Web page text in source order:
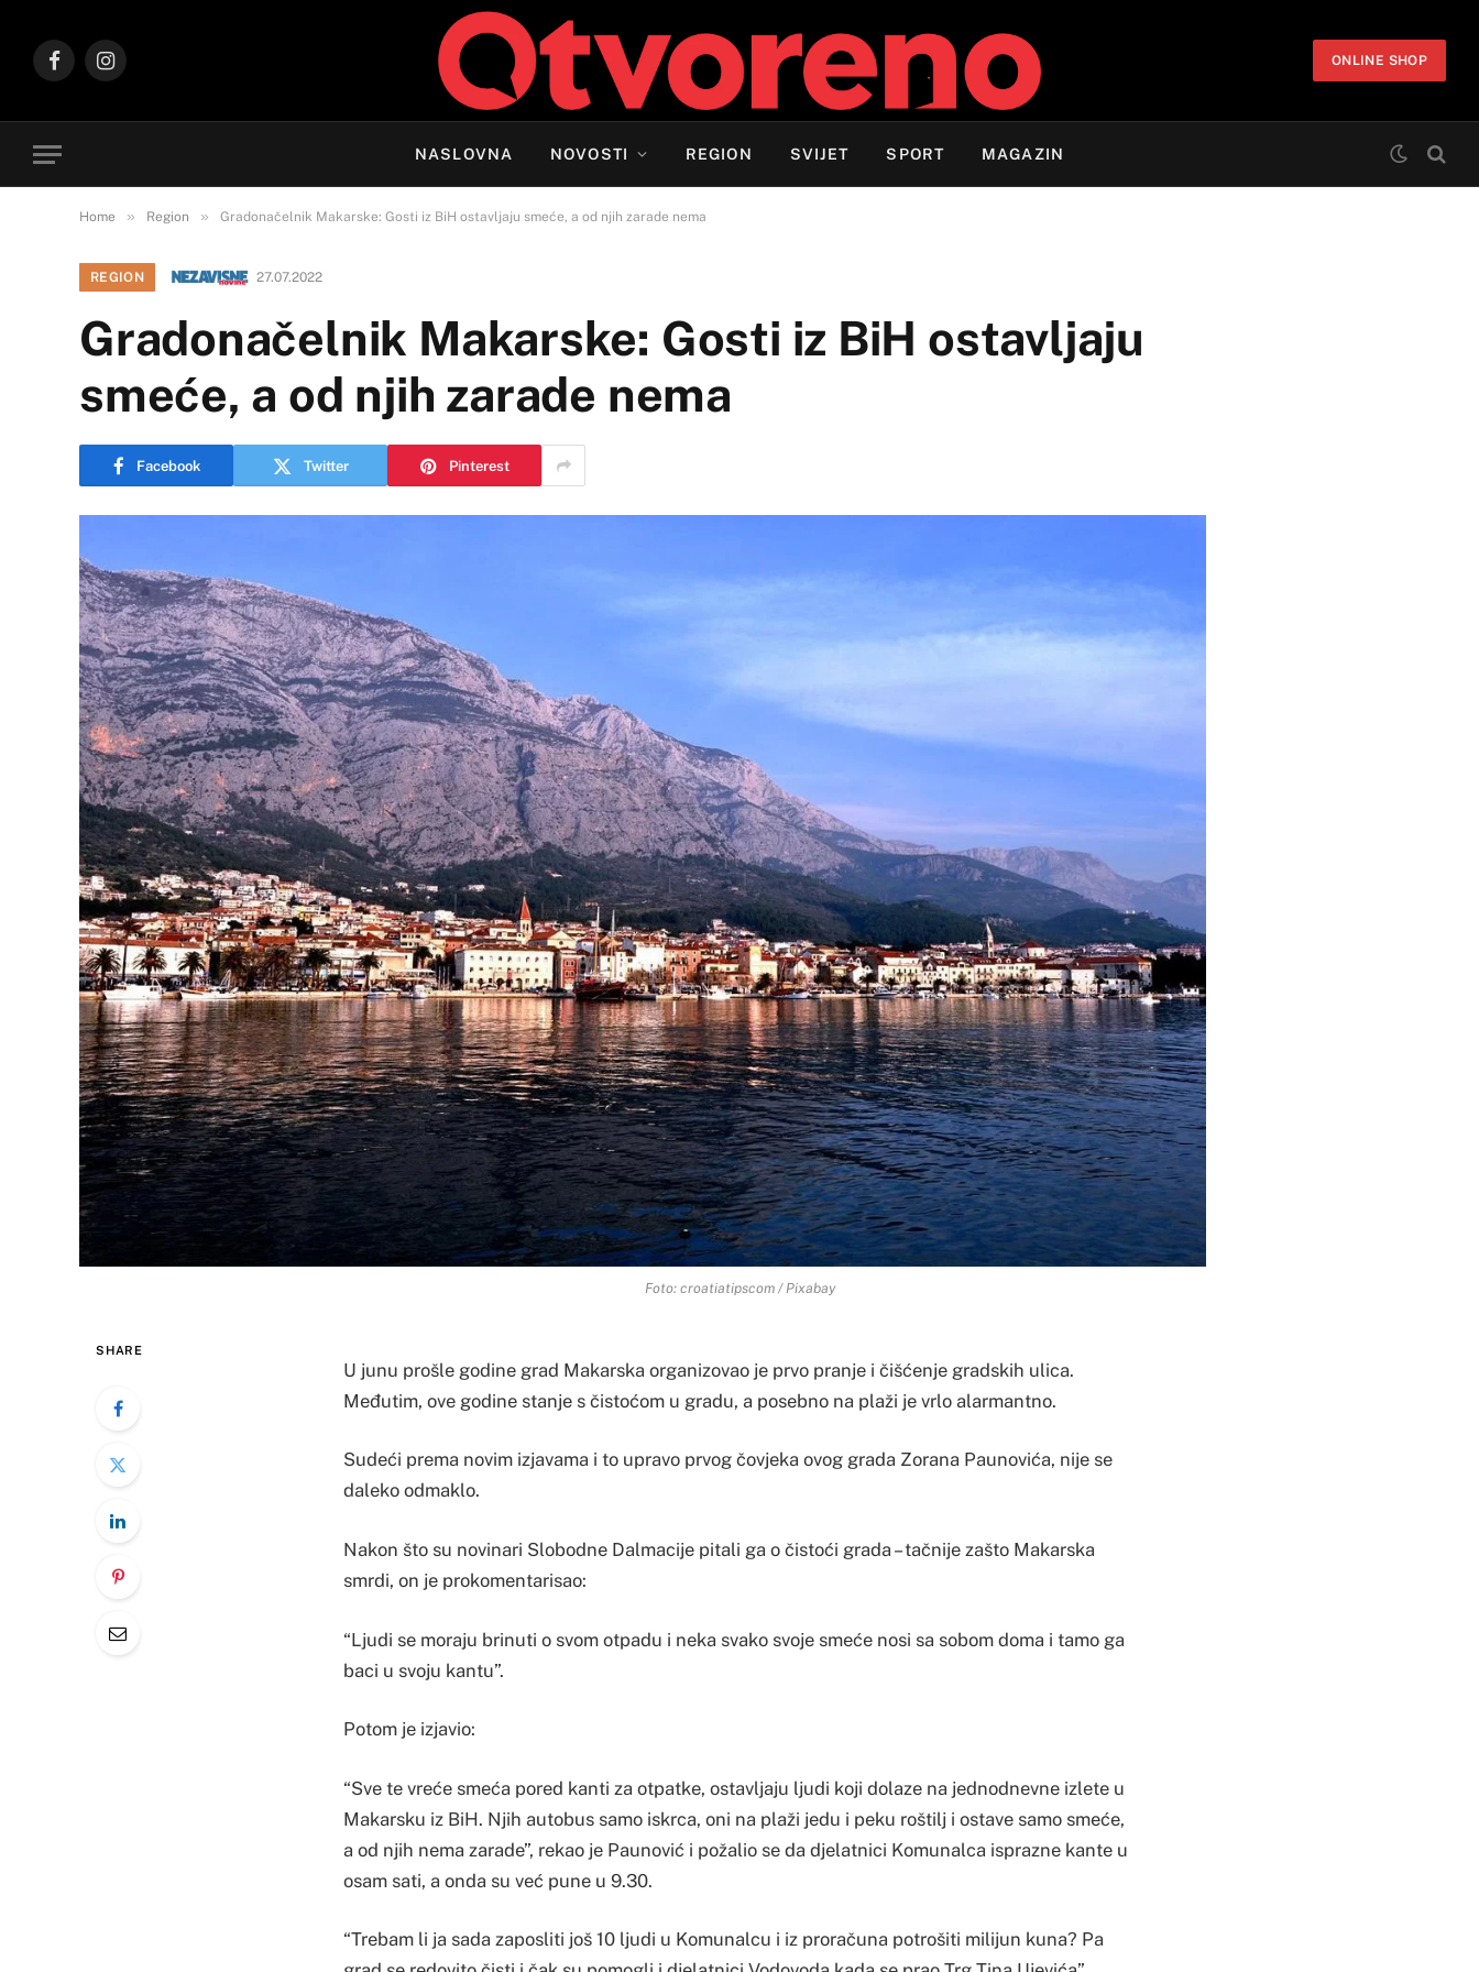
FacebookInstagram
ONLINE SHOP
NASLOVNA NOVOSTI REGION SVIJET SPORT MAGAZIN
Home » Region » Gradonačelnik Makarske: Gosti iz BiH ostavljaju smeće, a od njih zarade nema
REGION 27.07.2022
Gradonačelnik Makarske: Gosti iz BiH ostavljaju
smeće, a od njih zarade nema
Facebook Twitter Pinterest
Foto: croatiatipscom / Pixabay
SHARE
U junu prošle godine grad Makarska organizovao je prvo pranje i čišćenje gradskih ulica.
Međutim, ove godine stanje s čistoćom u gradu, a posebno na plaži je vrlo alarmantno.
Sudeći prema novim izjavama i to upravo prvog čovjeka ovog grada Zorana Paunovića, nije se
daleko odmaklo.
Nakon što su novinari Slobodne Dalmacije pitali ga o čistoći grada – tačnije zašto Makarska
smrdi, on je prokomentarisao:
“Ljudi se moraju brinuti o svom otpadu i neka svako svoje smeće nosi sa sobom doma i tamo ga
baci u svoju kantu”.
Potom je izjavio:
“Sve te vreće smeća pored kanti za otpatke, ostavljaju ljudi koji dolaze na jednodnevne izlete u
Makarsku iz BiH. Njih autobus samo iskrca, oni na plaži jedu i peku roštilj i ostave samo smeće,
a od njih nema zarade”, rekao je Paunović i požalio se da djelatnici Komunalca isprazne kante u
osam sati, a onda su već pune u 9.30.
“Trebam li ja sada zaposliti još 10 ljudi u Komunalcu i iz proračuna potrošiti milijun kuna? Pa